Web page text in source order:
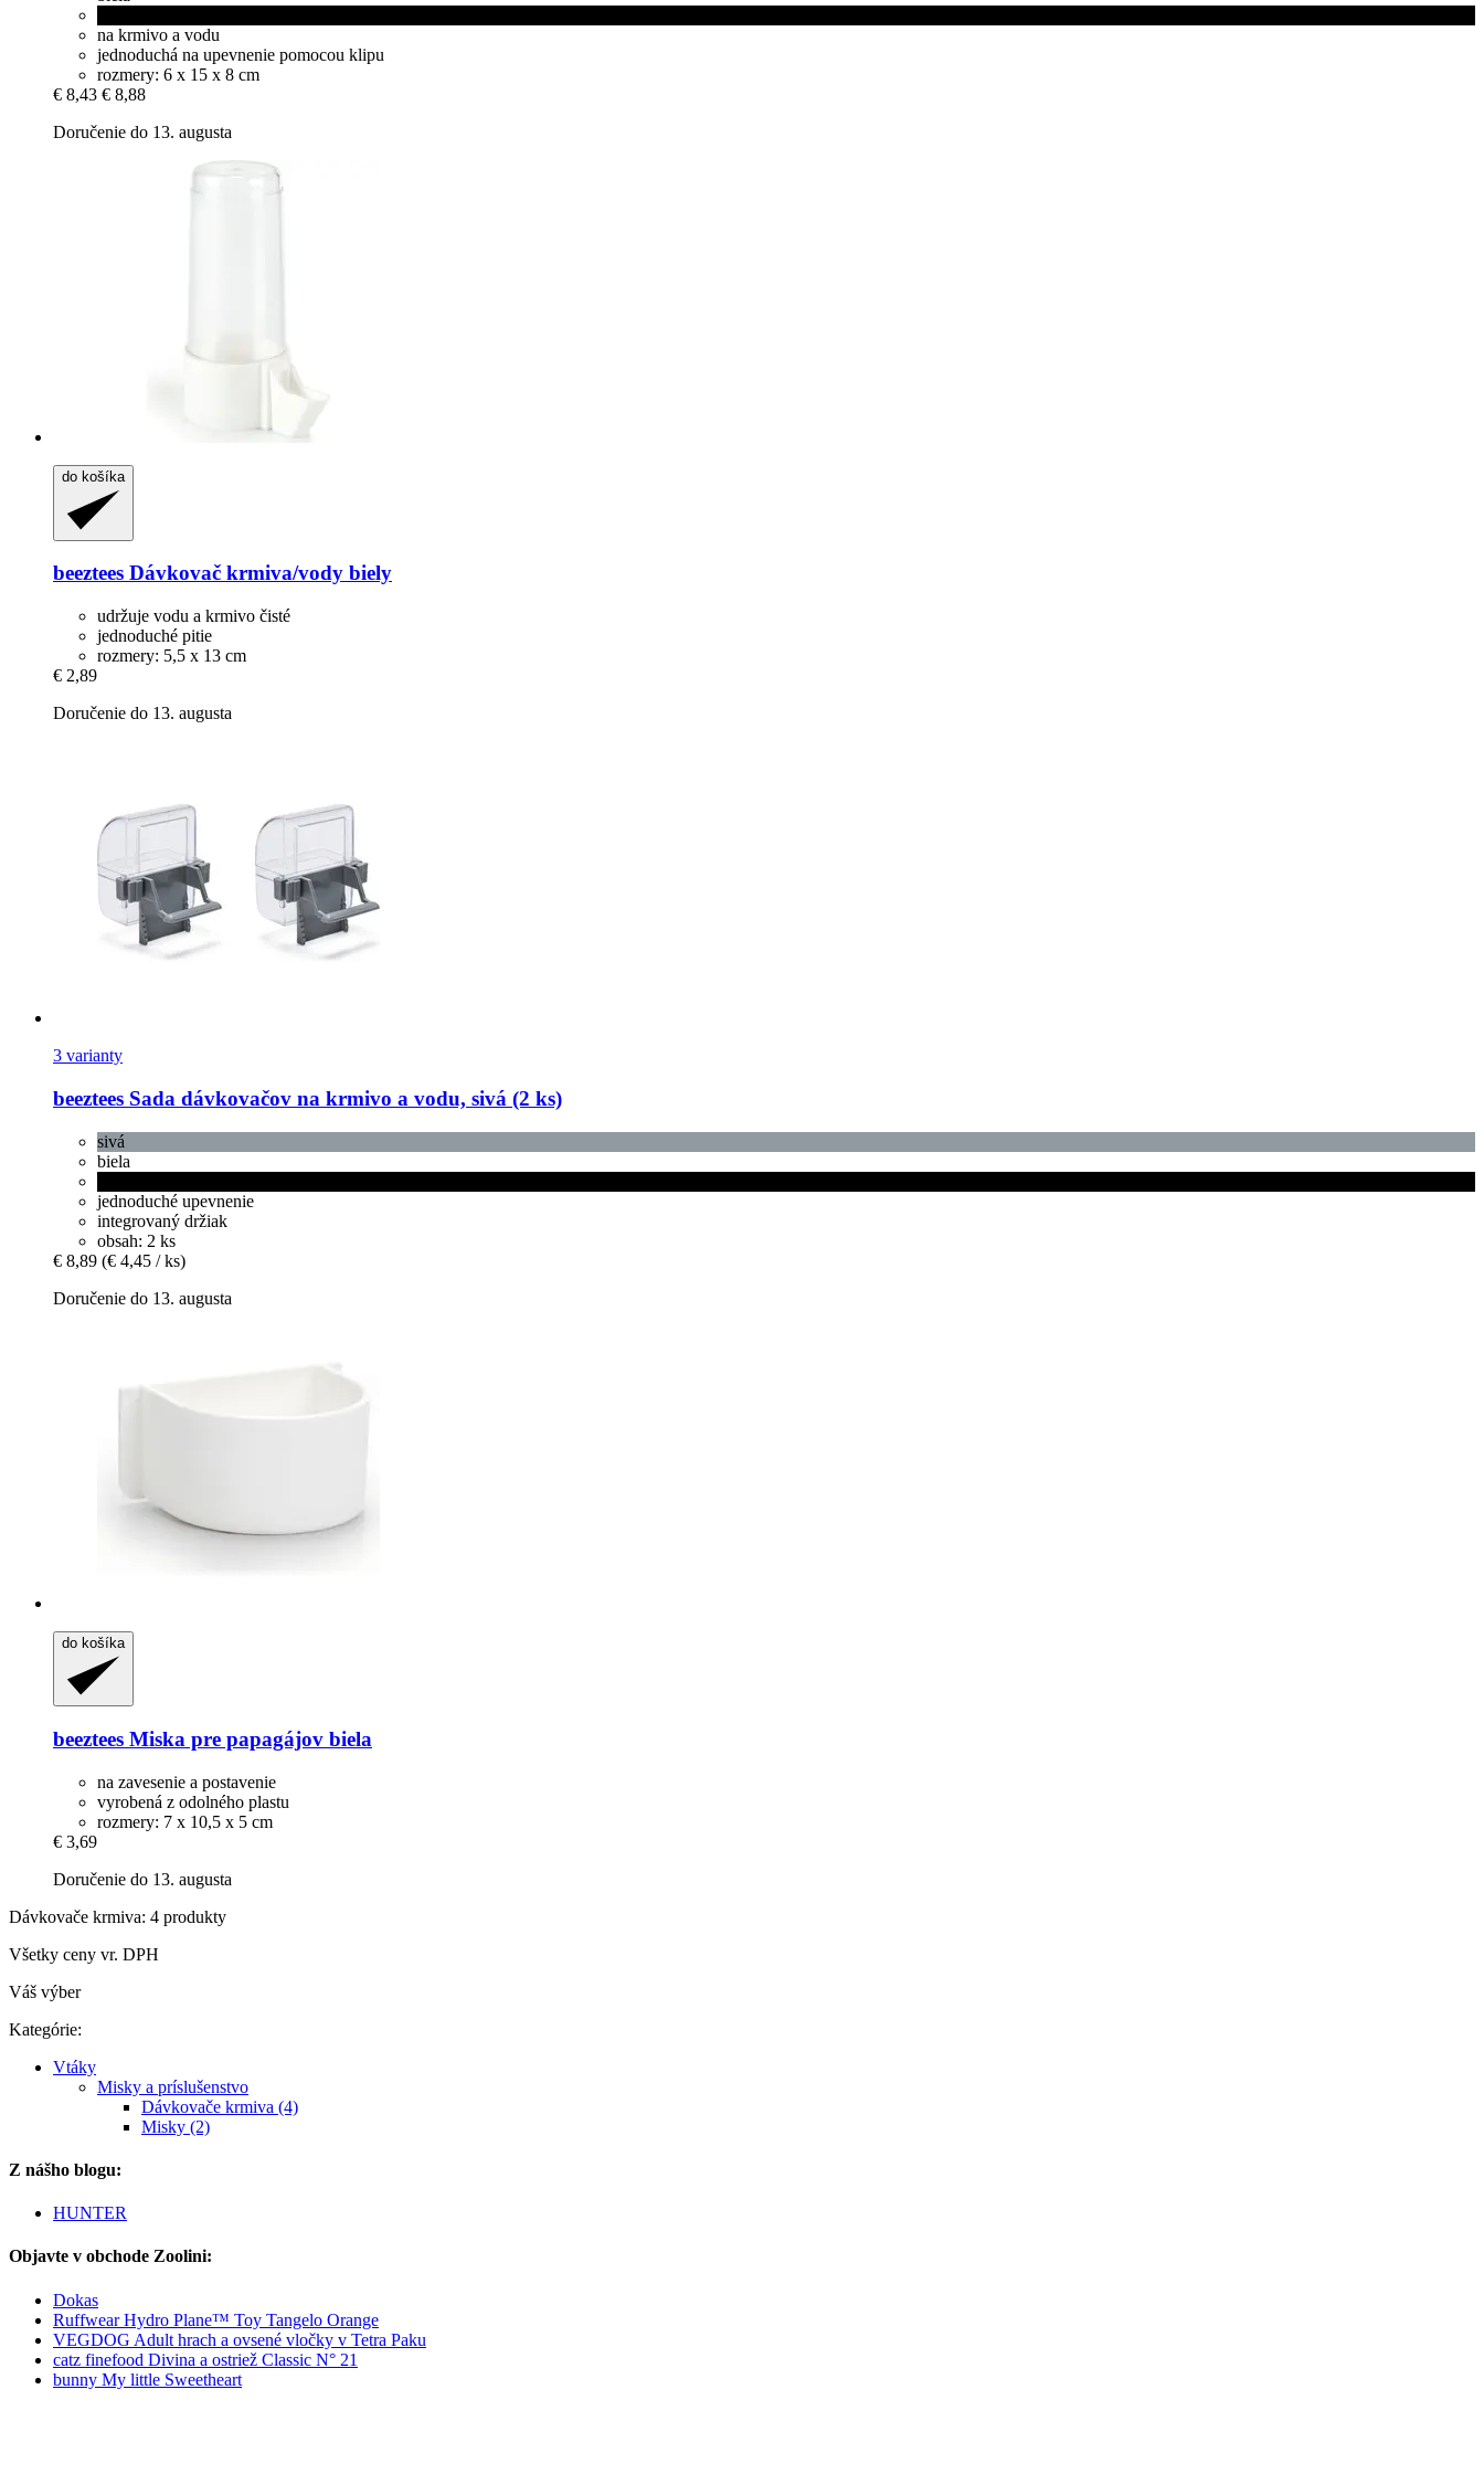
na krmivo a vodu
jednoduchá na upevnenie pomocou klipu
rozmery: 6 x 15 x 8 cm
€ 8,43 € 8,88
Doručenie do 13. augusta
do košíka
beeztees Dávkovač krmiva/vody biely
udržuje vodu a krmivo čisté
jednoduché pitie
rozmery: 5,5 x 13 cm
€ 2,89
Doručenie do 13. augusta
3 varianty
beeztees Sada dávkovačov na krmivo a vodu, sivá (2 ks)
sivá
biela
jednoduché upevnenie
integrovaný držiak
obsah: 2 ks
€ 8,89 (€ 4,45 / ks)
Doručenie do 13. augusta
do košíka
beeztees Miska pre papagájov biela
na zavesenie a postavenie
vyrobená z odolného plastu
rozmery: 7 x 10,5 x 5 cm
€ 3,69
Doručenie do 13. augusta
Dávkovače krmiva: 4 produkty
Všetky ceny vr. DPH
Váš výber
Kategórie:
Vtáky
Misky a príslušenstvo
Dávkovače krmiva (4)
Misky (2)
Z nášho blogu:
HUNTER
Objavte v obchode Zoolini:
Dokas
Ruffwear Hydro Plane™ Toy Tangelo Orange
VEGDOG Adult hrach a ovsené vločky v Tetra Paku
catz finefood Divina a ostriež Classic N° 21
bunny My little Sweetheart